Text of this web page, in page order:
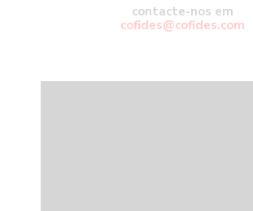
contacte-nos em
cofides@cofides.com